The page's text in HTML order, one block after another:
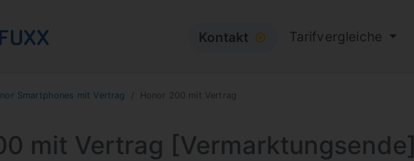
Kontakt ⦿ Tarifvergleiche
Smartphones mit Vertrag Honor 200 mit Vertrag
mit Vertrag [Vermarktungsende]